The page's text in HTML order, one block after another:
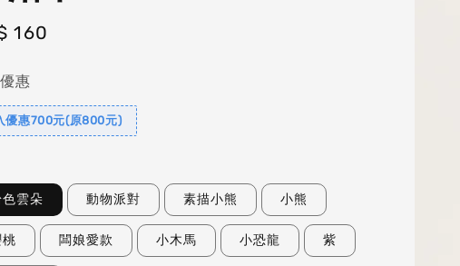
160
惠
優惠700元(原800元)
色雲朵 動物派對 素描小熊 小熊
闆娘愛款 小木馬 小恐龍 紫